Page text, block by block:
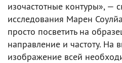
изочастотные контуры», —
исследования Марен
просто посветить на
направление и частоту. На
изображение всей